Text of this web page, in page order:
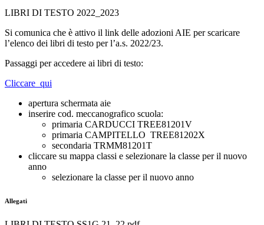
LIBRI DI TESTO 2022_2023
Si comunica che è attivo il link delle adozioni AIE per scaricare
l’elenco dei libri di testo per l’a.s. 2022/23.
Passaggi per accedere ai libri di testo:
Cliccare qui
apertura schermata aie
inserire cod. meccanografico scuola:
primaria CARDUCCI TREE81201V
primaria CAMPITELLO TREE81202X
secondaria TRMM81201T
cliccare su mappa classi e selezionare la classe per il nuovo
anno
selezionare la classe per il nuovo anno
Allegati